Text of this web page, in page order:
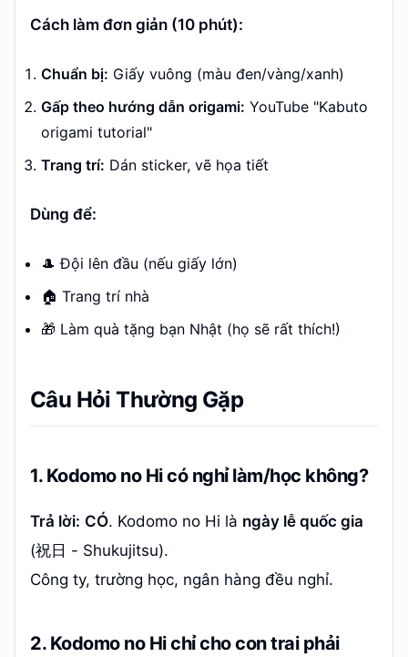
Cách làm đơn giản (10 phút):
Chuẩn bị: Giấy vuông (màu đen/vàng/xanh)
Gấp theo hướng dẫn origami: YouTube "Kabuto
origami tutorial"
Trang trí: Dán sticker, vẽ họa tiết
Dùng để:
🎩 Đội lên đầu (nếu giấy lớn)
🏠 Trang trí nhà
🎁 Làm quà tặng bạn Nhật (họ sẽ rất thích!)
Câu Hỏi Thường Gặp
1. Kodomo no Hi có nghỉ làm/học không?
Trả lời: CÓ. Kodomo no Hi là ngày lễ quốc gia
(祝日 - Shukujitsu).
Công ty, trường học, ngân hàng đều nghỉ.
2. Kodomo no Hi chỉ cho con trai phải